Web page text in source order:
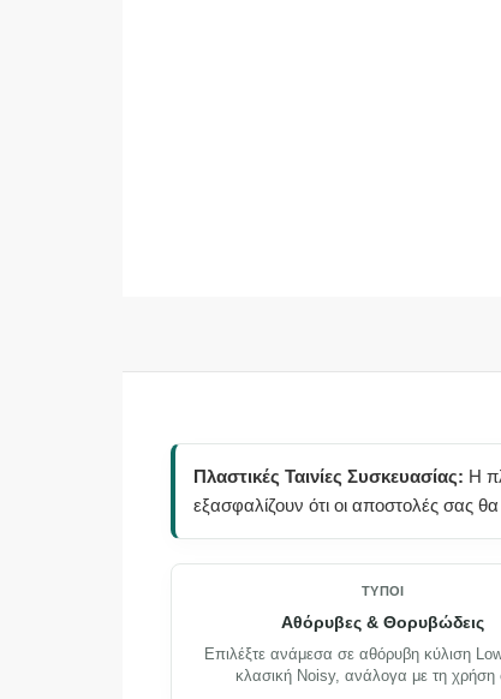
Πλαστικές Ταινίες Συσκευασίας: Η
εξασφαλίζουν ότι οι αποστολές σας
ΤΎΠΟΙ
Αθόρυβες & Θορυβώδεις
Επιλέξτε ανάμεσα σε αθόρυβη κύλιση
κλασική Noisy, ανάλογα με τη χρήση